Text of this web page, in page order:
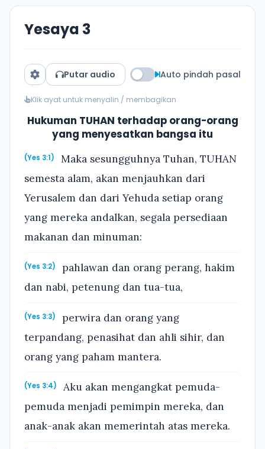
Yesaya 3
Putar audio Auto pindah pasal
Klik ayat untuk menyalin / membagikan
Hukuman TUHAN terhadap orang-orang
yang menyesatkan bangsa itu
(Yes 3:1)
Maka sesungguhnya Tuhan, TUHAN
semesta alam, akan menjauhkan dari
Yerusalem dan dari Yehuda setiap orang
yang mereka andalkan, segala persediaan
makanan dan minuman:
(Yes 3:2)
pahlawan dan orang perang, hakim
dan nabi, petenung dan tua-tua,
(Yes 3:3)
perwira dan orang yang
terpandang, penasihat dan ahli sihir, dan
orang yang paham mantera.
(Yes 3:4)
Aku akan mengangkat pemuda-
pemuda menjadi pemimpin mereka, dan
anak-anak akan memerintah atas mereka.